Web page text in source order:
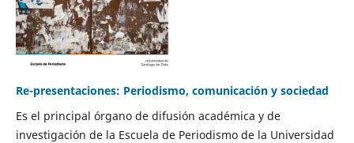
Re-presentaciones: Periodismo, comunicación y sociedad
Es el principal órgano de difusión académica y de
investigación de la Escuela de Periodismo de la Universidad